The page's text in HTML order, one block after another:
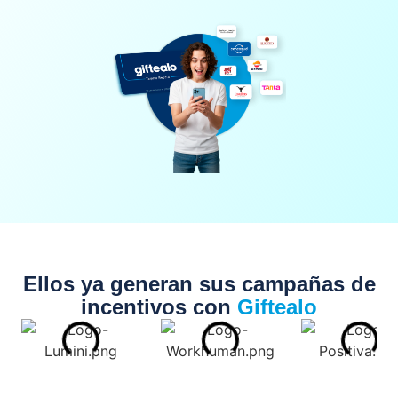
Ellos ya generan sus campañas de
incentivos con Giftealo